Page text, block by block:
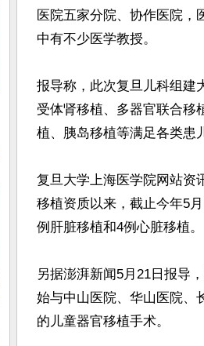
医院五家分院、协作医院，
中有不少医学教授。
报导称，此次复旦儿科组建
受体肾移植、多器官联合移
植、胰岛移植等满足各类患
复旦大学上海医学院网站资
移植资质以来，截止今年5
例肝脏移植和4例心脏移植。
另据澎湃新闻5月21日报导
始与中山医院、华山医院、
的儿童器官移植手术。